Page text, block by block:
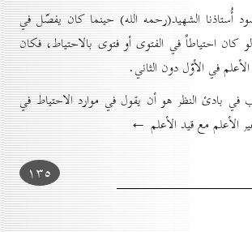
أُستاذنا الشهيد(رحمه الله) حينما كان يفصّل في
كان احتياطاً في الفتوى أو فتوى بالاحتياط، فكان
في الأوّل دون الثاني.
في بادئ النظر هو أن يقول في موارد الاحتياط في
الأعلم مع قيد الأعلم ←
۱۳٥